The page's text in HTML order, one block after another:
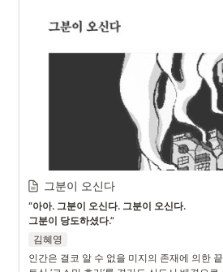
그분이 오신다
“아아. 그분이 오신다. 그분이 오신다.
그분이 당도하셨다.”
김혜영
인간은 결코 알 수 없을 미지의 존재에 의한